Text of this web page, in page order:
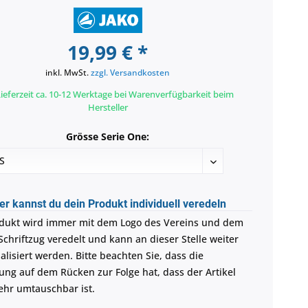
19,99 € *
inkl. MwSt.zzgl. Versandkosten
ca. 10-12 Werktage bei Warenverfügbarkeit beim
Hersteller
Grösse Serie One:
kannst du dein Produkt individuell veredeln
wird immer mit dem Logo des Vereins und dem
veredelt und kann an dieser Stelle weiter
werden. Bitte beachten Sie, dass die
auf dem Rücken zur Folge hat, dass der Artikel
umtauschbar ist.